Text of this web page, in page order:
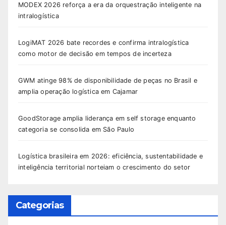
MODEX 2026 reforça a era da orquestração inteligente na
intralogística
LogiMAT 2026 bate recordes e confirma intralogística
como motor de decisão em tempos de incerteza
GWM atinge 98% de disponibilidade de peças no Brasil e
amplia operação logística em Cajamar
GoodStorage amplia liderança em self storage enquanto
categoria se consolida em São Paulo
Logística brasileira em 2026: eficiência, sustentabilidade e
inteligência territorial norteiam o crescimento do setor
Categorias